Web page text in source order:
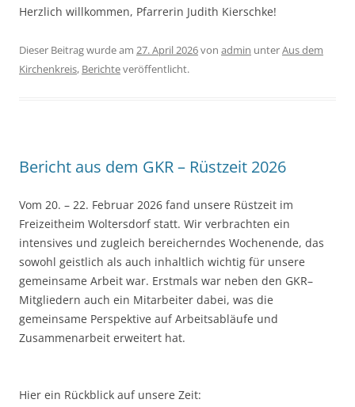
Herzlich willkommen, Pfarrerin Judith Kierschke!
Dieser Beitrag wurde am 27. April 2026von admin unterAus dem
Kirchenkreis, Berichteveröffentlicht.
Bericht aus dem GKR – Rüstzeit 2026
Vom 20. – 22. Februar 2026 fand unsere Rüstzeit im
Freizeitheim Woltersdorf statt. Wir verbrachten ein
intensives und zugleich bereicherndes Wochenende, das
sowohl geistlich als auch inhaltlich wichtig für unsere
gemeinsame Arbeit war. Erstmals war neben den GKR–
Mitgliedern auch ein Mitarbeiter dabei, was die
gemeinsame Perspektive auf Arbeitsabläufe und
Zusammenarbeit erweitert hat.
Hier ein Rückblick auf unsere Zeit: